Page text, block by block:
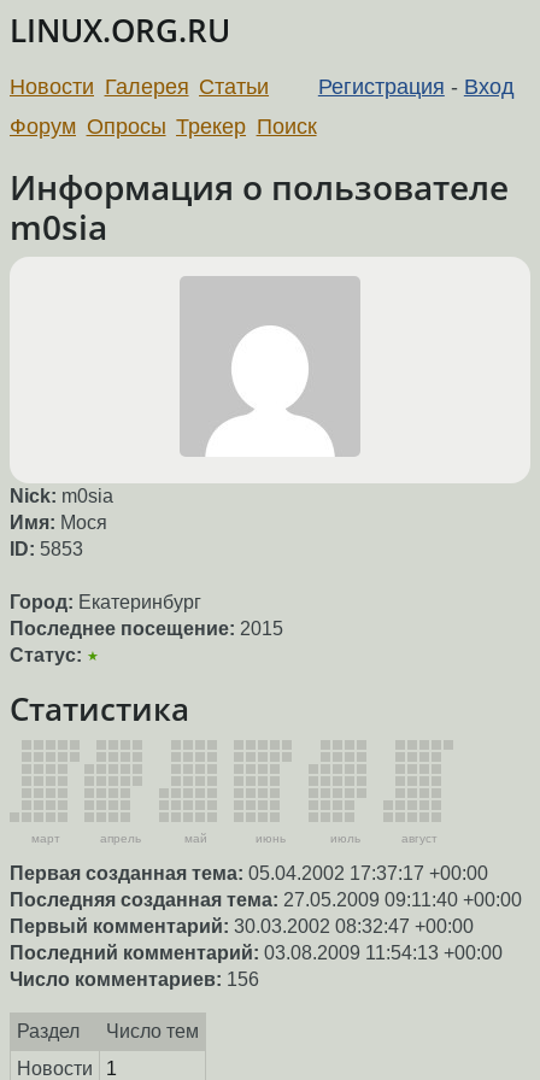
LINUX.ORG.RU
Регистрация - Вход
Новости Галерея Статьи
Форум Опросы Трекер Поиск
Информация о пользователе
m0sia
Nick: m0sia
Имя: Мося
ID: 5853
Город: Екатеринбург
Последнее посещение: 2015
Статус: ★
Статистика
март апрель май июнь июль август
Первая созданная тема: 05.04.2002 17:37:17 +00:00
Последняя созданная тема: 27.05.2009 09:11:40 +00:00
Первый комментарий: 30.03.2002 08:32:47 +00:00
Последний комментарий: 03.08.2009 11:54:13 +00:00
Число комментариев: 156
Раздел
Число тем
Новости
1